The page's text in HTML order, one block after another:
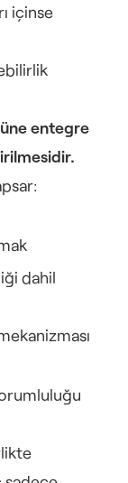
içinse
entegre
dahil